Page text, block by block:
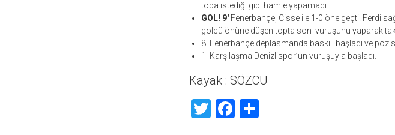
topa istediği gibi hamle yapamadı.
GOL! 9′Fenerbahçe, Cisse ile 1-0 öne geçti. Ferdi
golcü önüne düşen topta son vuruşunu yaparak
8′ Fenerbahçe deplasmanda baskılı başladı ve
1′ Karşılaşma Denizlispor’un vuruşuyla başladı.
Kayak : SÖZCÜ
TwitterFacebook
Share